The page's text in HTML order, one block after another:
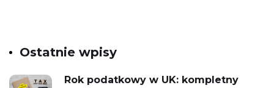
Ostatnie wpisy
Rok podatkowy w UK: kompletny